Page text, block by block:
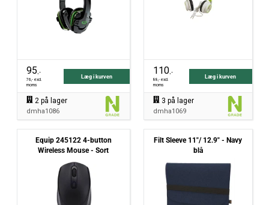
95,-
76,- excl.
moms
Læg i kurven
2på lager
dmha1086
110,-
88,- excl.
moms
Læg i kurven
3 på lager
dmha1069
Equip 245122 4-button
Wireless Mouse - Sort
Filt Sleeve 11"/ 12.9" - Navy
blå